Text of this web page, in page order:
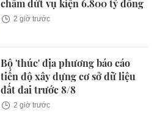
chấm dứt vụ kiện 6.800 tỷ đồng
2 giờ trước
Bộ 'thúc' địa phương báo cáo
tiến độ xây dựng cơ sở dữ liệu
đất đai trước 8/8
2 giờ trước